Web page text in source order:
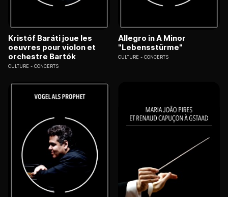
Kristóf Baráti joue les
oeuvres pour violon et
orchestre Bartók
CULTURE CONCERTS
Allegro in A Minor
"Lebensstürme"
CULTURE CONCERTS